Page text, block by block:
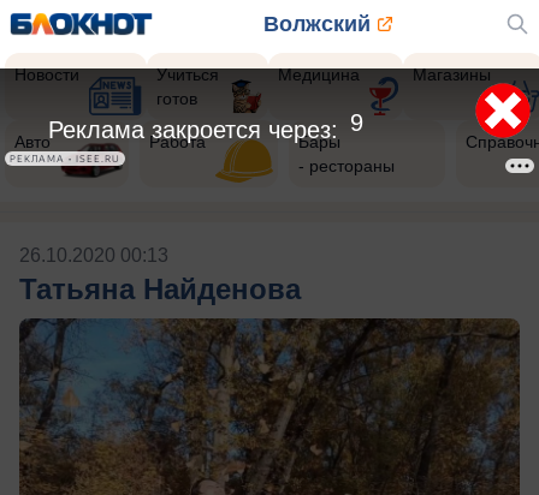
Волжский
Новости
Учиться
готов
Медицина Магазины
Авто Работа
Бары
- рестораны
26.10.2020 00:13
Татьяна Найденова
9
Реклама закроется через:
РЕКЛАМА • ISEE.RU